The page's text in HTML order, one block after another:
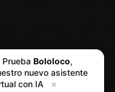
Prueba Bololoco,
nuevo asistente
con IA
✕